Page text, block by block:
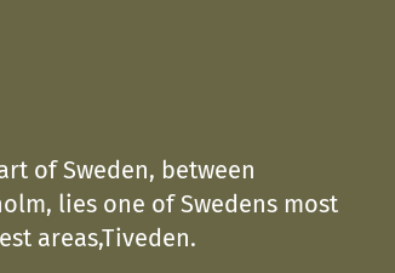
of Sweden, between
lies one of Swedens most
areas,Tiveden.